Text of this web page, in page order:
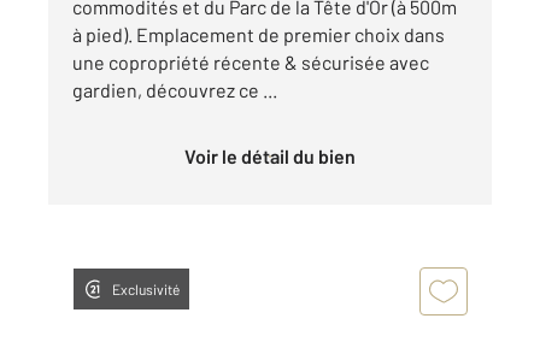
commodités et du Parc de la Tête d'Or (à 500m
à pied). Emplacement de premier choix dans
une copropriété récente & sécurisée avec
gardien, découvrez ce ...
Voir le détail du bien
Exclusivité